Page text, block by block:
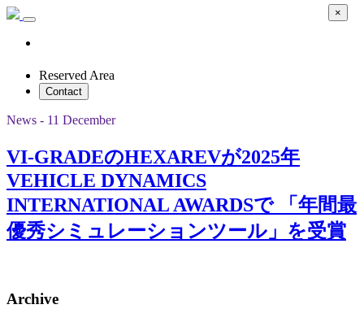
Reserved Area
Contact
News - 11 December
VI-GRADEのHEXAREVが2025年
VEHICLE DYNAMICS
INTERNATIONAL AWARDSで 「年間最
優秀シミュレーションツール」を受賞
Archive
×